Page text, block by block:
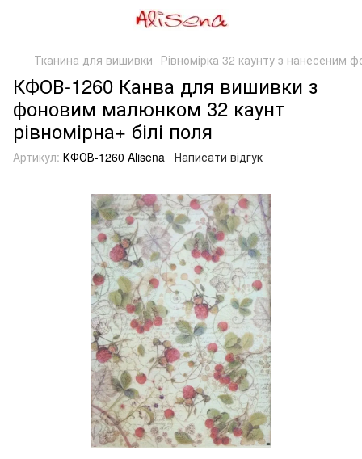
Тканина для вишивки Рівномірка 32 каунту з нанесеним
КФОВ-1260 Канва для вишивки з
фоновим малюнком 32 каунт
рівномірна+ білі поля
Артикул: КФОВ-1260 Alisena Написати відгук